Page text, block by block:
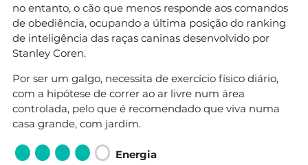
no entanto, o cão que menos responde aos comandos
de obediência, ocupando a última posição do ranking
de inteligência das raças caninas desenvolvido por
Stanley Coren.
Por ser um galgo, necessita de exercício físico diário,
com a hipótese de correr ao ar livre num área
controlada, pelo que é recomendado que viva numa
casa grande, com jardim.
Energia